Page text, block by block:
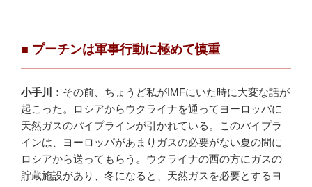
■ プーチンは軍事行動に極めて慎重
小手川： その前、ちょうど私がIMFにいた時に大変な話が
起こった。ロシアからウクライナを通ってヨーロッパに
天然ガスのパイプラインが引かれている。このパイプラ
インは、ヨーロッパがあまりガスの必要がない夏の間に
ロシアから送ってもらう。ウクライナの西の方にガスの
貯蔵施設があり、冬になると、天然ガスを必要とするヨ